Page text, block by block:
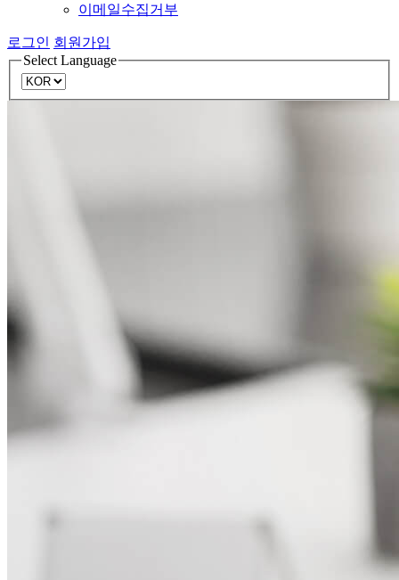
이메일수집거부
로그인 회원가입
Select Language